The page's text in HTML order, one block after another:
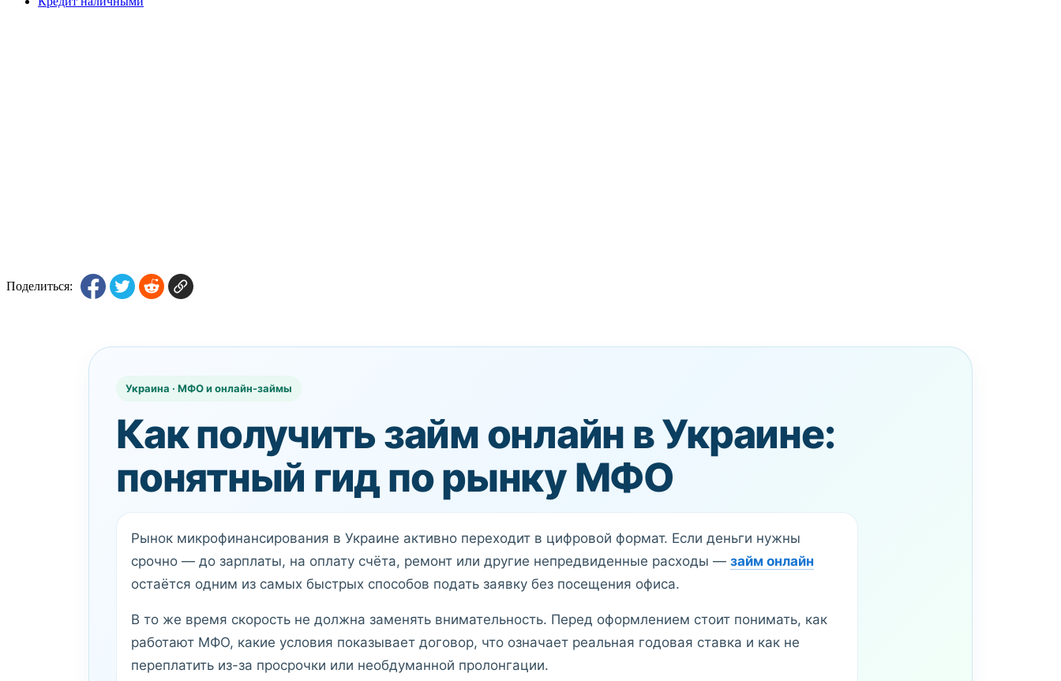
Поделиться:
Украина · МФО и онлайн-займы
Как получить займ онлайн в Украине:
понятный гид по рынку МФО
Рынок микрофинансирования в Украине активно переходит в цифровой формат. Если деньги нужны
срочно — до зарплаты, на оплату счёта, ремонт или другие непредвиденные расходы — займ онлайн
остаётся одним из самых быстрых способов подать заявку без посещения офиса.
В то же время скорость не должна заменять внимательность. Перед оформлением стоит понимать, как
работают МФО, какие условия показывает договор, что означает реальная годовая ставка и как не
переплатить из-за просрочки или необдуманной пролонгации.